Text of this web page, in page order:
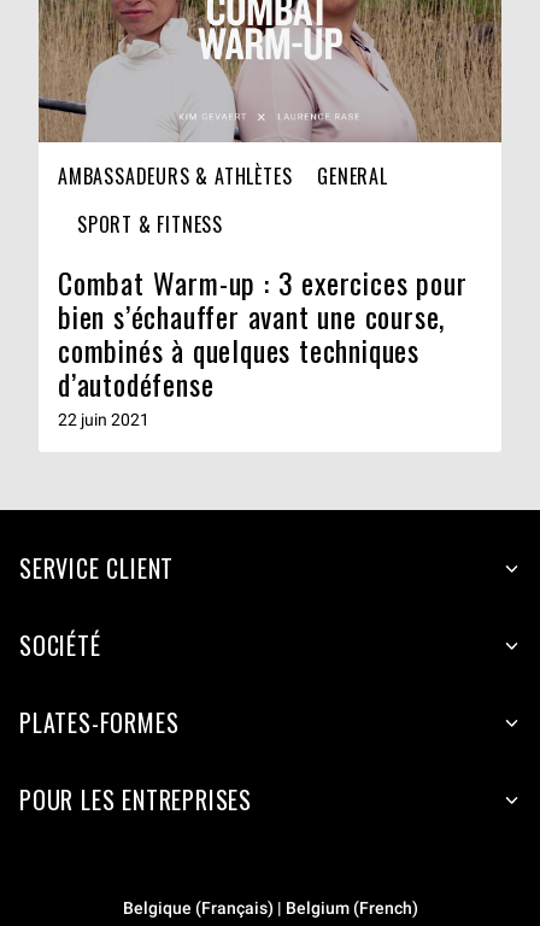
AMBASSADEURS & ATHLÈTES
GENERAL
SPORT & FITNESS
Combat Warm-up : 3 exercices pour
bien s’échauffer avant une course,
combinés à quelques techniques
d’autodéfense
22 juin 2021
SERVICE CLIENT
SOCIÉTÉ
PLATES-FORMES
POUR LES ENTREPRISES
Belgique (Français) | Belgium (French)